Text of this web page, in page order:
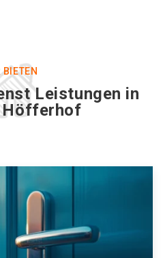
BIETEN
Leistungen in
Höfferhof